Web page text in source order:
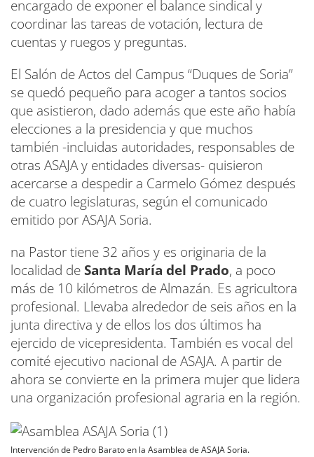
encargado de exponer el balance sindical y
coordinar las tareas de votación, lectura de
cuentas y ruegos y preguntas.
El Salón de Actos del Campus “Duques de Soria”
se quedó pequeño para acoger a tantos socios
que asistieron, dado además que este año había
elecciones a la presidencia y que muchos
también -incluidas autoridades, responsables de
otras ASAJA y entidades diversas- quisieron
acercarse a despedir a Carmelo Gómez después
de cuatro legislaturas, según el comunicado
emitido por ASAJA Soria.
na Pastor tiene 32 años y es originaria de la
localidad deSanta María del Prado, a poco
más de 10 kilómetros de Almazán. Es agricultora
profesional. Llevaba alrededor de seis años en la
junta directiva y de ellos los dos últimos ha
ejercido de vicepresidenta. También es vocal del
comité ejecutivo nacional de ASAJA. A partir de
ahora se convierte en la primera mujer que lidera
una organización profesional agraria en la región.
Intervención de Pedro Barato en la Asamblea de ASAJA Soria.